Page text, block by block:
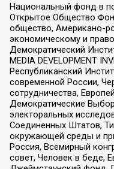
Национальный фонд в
Открытое Общество
общество, Американо-
экономическому и
Демократический
MEDIA DEVELOPMENT
Республиканский
современной России,
сотрудничества,
Демократические
электоральных
Соединенных Штатов,
окружающей среды и
Россия, Всемирный
совет, Человек в беде,